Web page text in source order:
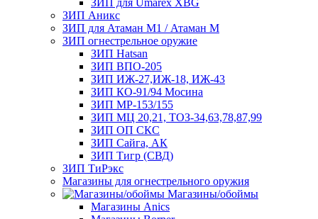
ЗИП для Umarex XBG
ЗИП Аникс
ЗИП для Атаман М1 / Атаман М
ЗИП огнестрельное оружие
ЗИП Hatsan
ЗИП ВПО-205
ЗИП ИЖ-27,ИЖ-18, ИЖ-43
ЗИП КО-91/94 Мосина
ЗИП МР-153/155
ЗИП МЦ 20,21, ТОЗ-34,63,78,87,99
ЗИП ОП СКС
ЗИП Сайга, АК
ЗИП Тигр (СВД)
ЗИП ТиРэкс
Магазины для огнестрельного оружия
Магазины/обоймы
Магазины Anics